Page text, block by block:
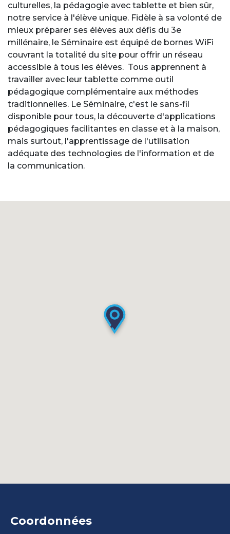
culturelles, la pédagogie avec tablette et bien sûr,
notre service à l'élève unique. Fidèle à sa volonté de
mieux préparer ses élèves aux défis du 3e
millénaire, le Séminaire est équipé de bornes WiFi
couvrant la totalité du site pour offrir un réseau
accessible à tous les élèves. Tous apprennent à
travailler avec leur tablette comme outil
pédagogique complémentaire aux méthodes
traditionnelles. Le Séminaire, c'est le sans-fil
disponible pour tous, la découverte d'applications
pédagogiques facilitantes en classe et à la maison,
mais surtout, l'apprentissage de l'utilisation
adéquate des technologies de l'information et de
la communication.
Coordonnées